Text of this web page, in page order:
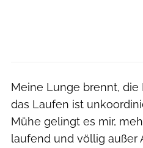
Meine Lunge brennt, die
das Laufen ist
Mühe gelingt es mir,
laufend und völlig außer